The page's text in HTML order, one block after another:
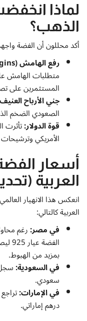
لماذا
الذهب؟
أكد محللون أن الفضة
رفع الهامش (CME Margins):
متطلبات الهامش
المستثمرين على
جني الأرباح
الصعودي الضخم
قوة الدولار:تأثرت
الأمريكي وترشيحات
أسعار
العربية
انعكس هذا الانهيار
العربية كالتالي:
في مصر:رغم
بمزيد من الهبوط.
في السعودية:
سعودي.
في الإمارات:
درهم إماراتي.